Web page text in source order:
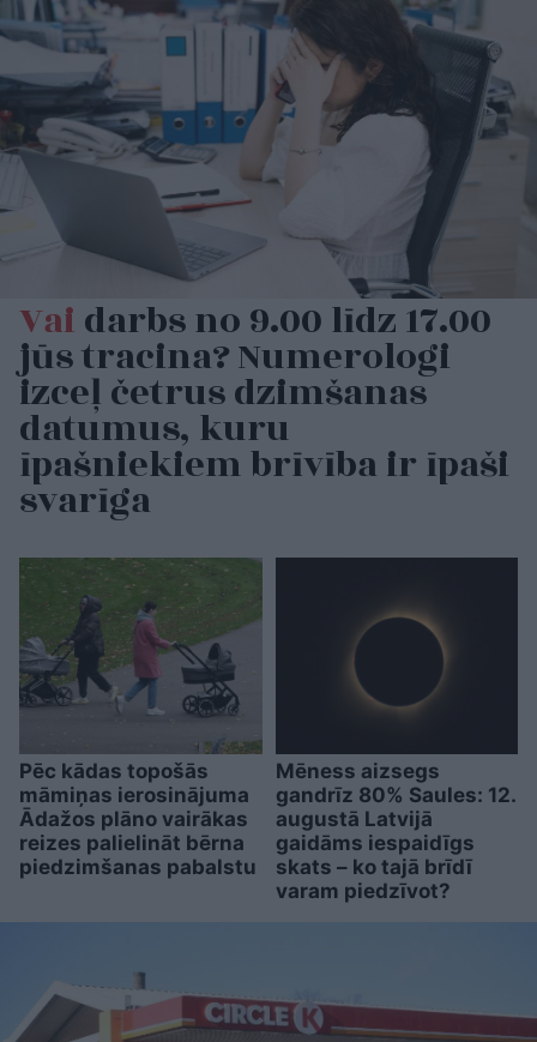
Vaidarbs no 9.00 līdz 17.00
jūs tracina? Numerologi
izceļ četrus dzimšanas
datumus, kuru
īpašniekiem brīvība ir īpaši
svarīga
Pēc kādas topošās
māmiņas ierosinājuma
Ādažos plāno vairākas
reizes palielināt bērna
piedzimšanas pabalstu
Mēness aizsegs
gandrīz 80% Saules: 12.
augustā Latvijā
gaidāms iespaidīgs
skats – ko tajā brīdī
varam piedzīvot?